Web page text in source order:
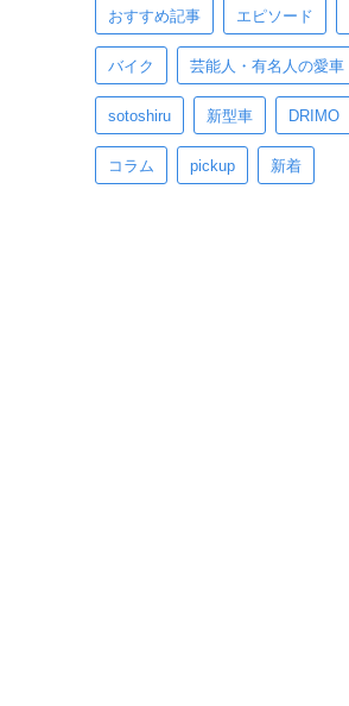
おすすめ記事 エピソード
バイク 芸能人・有名人の愛車
sotoshiru 新型車 DRIMO
コラム pickup 新着